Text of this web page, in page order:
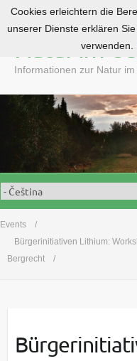
o
e
n
Natur im
Informationen zur Natur
Events
Bürgerinitiativen Lithium:
Bergrecht
Cookies erleichtern die
unserer Dienste erklären
verwenden.